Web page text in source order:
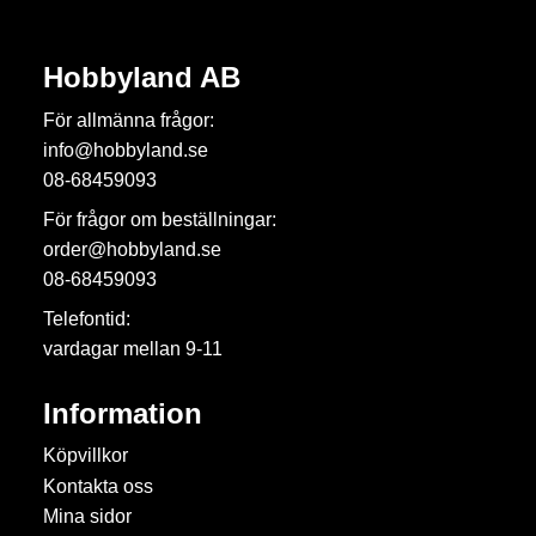
Hobbyland AB
För allmänna frågor:
info@hobbyland.se
08-68459093
För frågor om beställningar:
order@hobbyland.se
08-68459093
Telefontid:
vardagar mellan 9-11
Information
Köpvillkor
Kontakta oss
Mina sidor